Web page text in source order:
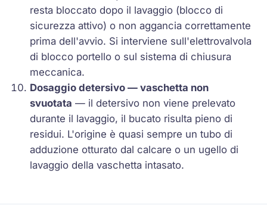
resta bloccato dopo il lavaggio (blocco di
sicurezza attivo) o non aggancia correttamente
prima dell'avvio. Si interviene sull'elettrovalvola
di blocco portello o sul sistema di chiusura
meccanica.
Dosaggio detersivo — vaschetta non
svuotata — il detersivo non viene prelevato
durante il lavaggio, il bucato risulta pieno di
residui. L'origine è quasi sempre un tubo di
adduzione otturato dal calcare o un ugello di
lavaggio della vaschetta intasato.